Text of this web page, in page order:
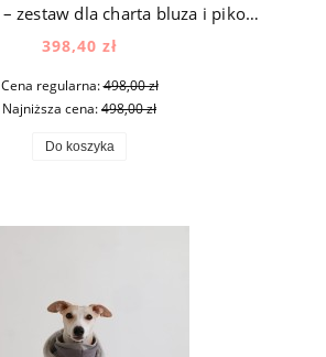
Lara & Aspen – zestaw dla charta bluza i pikowana kurtka z futerkiem w kolorze brązowym i beżowym
398,40 zł
Cena regularna:498,00 zł
Najniższa cena:498,00 zł
Do koszyka